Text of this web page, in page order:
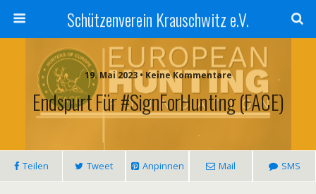
Schützenverein Krauschwitz e.V.
19. Mai 2023 • Keine Kommentare
Endspurt Für #SignForHunting (FACE)
Teilen Tweet Anpinnen Mail SMS